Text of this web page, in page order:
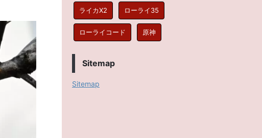
ライカX2 ローライ35
ローライコード 原神
Sitemap
Sitemap